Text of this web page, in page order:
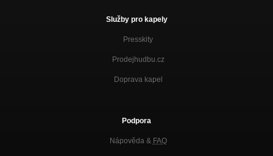
Služby pro kapely
Presskity
Prodejhudbu.cz
Doprava kapel
Podpora
Nápověda & FAQ